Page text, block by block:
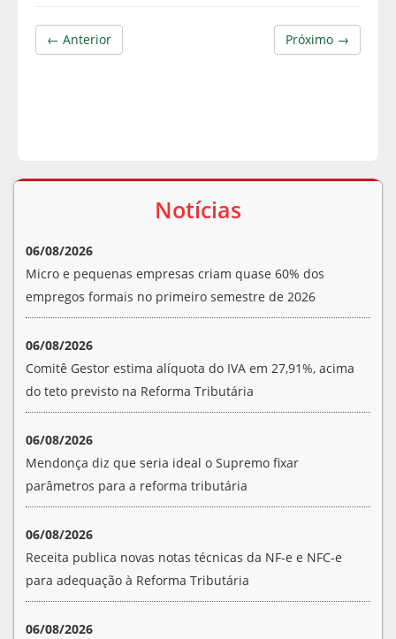
Próximo →
← Anterior
Notícias
06/08/2026
Micro e pequenas empresas criam quase 60% dos
empregos formais no primeiro semestre de 2026
06/08/2026
Comitê Gestor estima alíquota do IVA em 27,91%, acima
do teto previsto na Reforma Tributária
06/08/2026
Mendonça diz que seria ideal o Supremo fixar
parâmetros para a reforma tributária
06/08/2026
Receita publica novas notas técnicas da NF-e e NFC-e
para adequação à Reforma Tributária
06/08/2026